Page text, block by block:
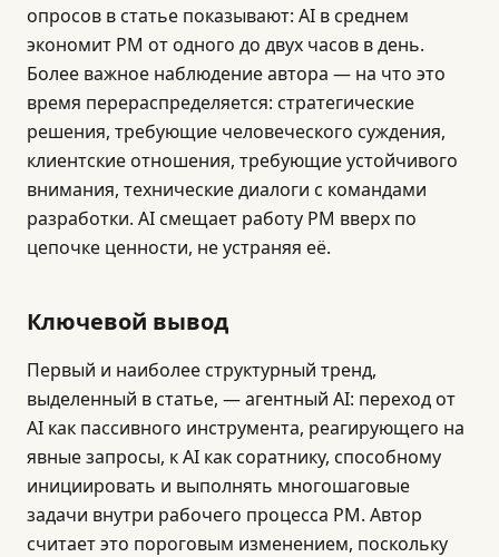
опросов в статье показывают: AI в среднем
экономит PM от одного до двух часов в день.
Более важное наблюдение автора — на что это
время перераспределяется: стратегические
решения, требующие человеческого суждения,
клиентские отношения, требующие устойчивого
внимания, технические диалоги с командами
разработки. AI смещает работу PM вверх по
цепочке ценности, не устраняя её.
Ключевой вывод
Первый и наиболее структурный тренд,
выделенный в статье, — агентный AI: переход от
AI как пассивного инструмента, реагирующего на
явные запросы, к AI как соратнику, способному
инициировать и выполнять многошаговые
задачи внутри рабочего процесса PM. Автор
считает это пороговым изменением, поскольку